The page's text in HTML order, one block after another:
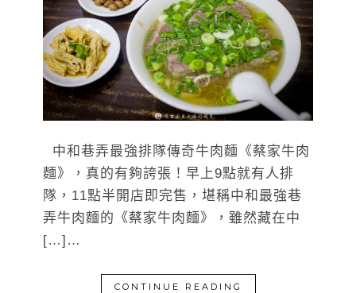
中和巷弄最強排隊傳奇牛肉麵《蔡家牛肉
麵》，真的有夠誇張！早上9點就有人排
隊，11點半開店即完售，堪稱中和最強巷
弄牛肉麵的《蔡家牛肉麵》，雖然藏在中
[…]…
CONTINUE READING